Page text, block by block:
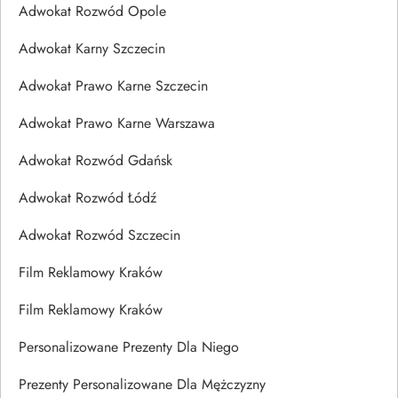
Adwokat Rozwód Opole
Adwokat Karny Szczecin
Adwokat Prawo Karne Szczecin
Adwokat Prawo Karne Warszawa
Adwokat Rozwód Gdańsk
Adwokat Rozwód Łódź
Adwokat Rozwód Szczecin
Film Reklamowy Kraków
Film Reklamowy Kraków
Personalizowane Prezenty Dla Niego
Prezenty Personalizowane Dla Mężczyzny